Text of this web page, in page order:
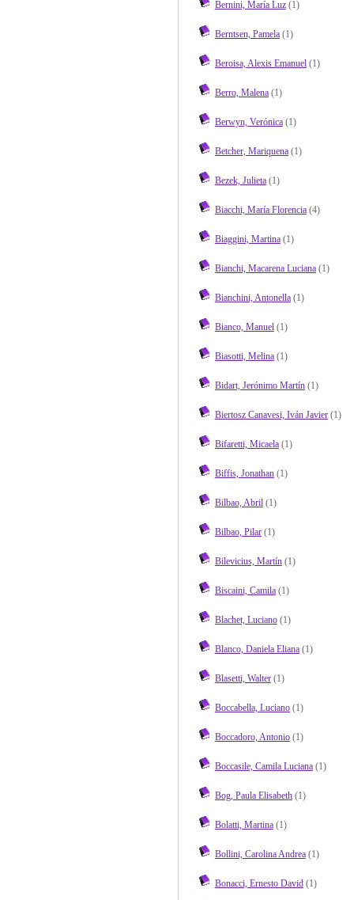
Bernini, María Luz(1)
Berntsen, Pamela(1)
Beroisa, Alexis Emanuel(1)
Berro, Malena(1)
Berwyn, Verónica(1)
Betcher, Mariquena(1)
Bezek, Julieta(1)
Biacchi, María Florencia(4)
Biaggini, Martina(1)
Bianchi, Macarena Luciana(1)
Bianchini, Antonella(1)
Bianco, Manuel(1)
Biasotti, Melina(1)
Bidart, Jerónimo Martín(1)
Biertosz Canavesi, Iván Javier(1)
Bifaretti, Micaela(1)
Biffis, Jonathan(1)
Bilbao, Abril(1)
Bilbao, Pilar(1)
Bilevicius, Martín(1)
Biscaini, Camila(1)
Blachet, Luciano(1)
Blanco, Daniela Eliana(1)
Blasetti, Walter(1)
Boccabella, Luciano(1)
Boccadoro, Antonio(1)
Boccasile, Camila Luciana(1)
Bog, Paula Elisabeth(1)
Bolatti, Martina(1)
Bollini, Carolina Andrea(1)
Bonacci, Ernesto David(1)